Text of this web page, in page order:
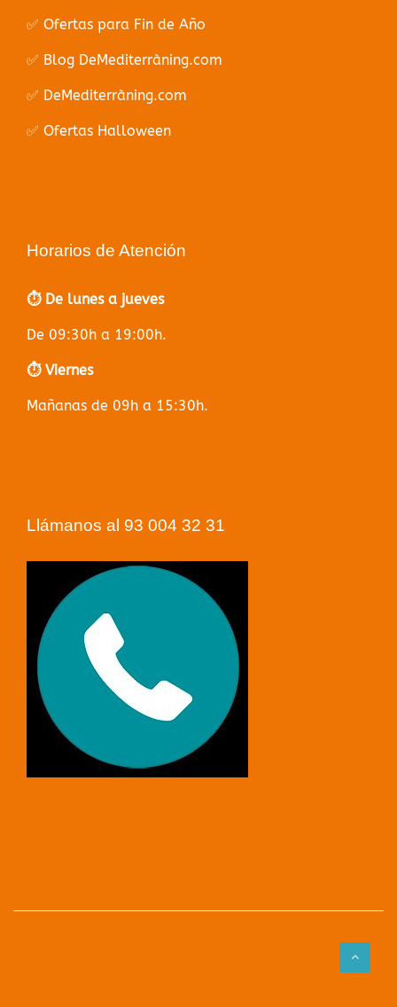
✅ Ofertas para Fin de Año
✅ Blog DeMediterràning.com
✅ DeMediterràning.com
✅ Ofertas Halloween
Horarios de Atención
⏱️ De lunes a jueves
De 09:30h a 19:00h.
⏱️ Viernes
Mañanas de 09h a 15:30h.
Llámanos al 93 004 32 31